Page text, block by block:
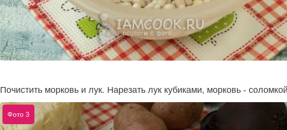
Почистить морковь и лук. Нарезать лук кубиками, морковь -
Фото 3